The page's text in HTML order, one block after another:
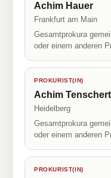
Achim Hauer
Frankfurt am Main
Gesamtprokura
oder einem anderen
PROKURIST(IN)
Achim Tenschert
Heidelberg
Gesamtprokura
oder einem anderen
PROKURIST(IN)